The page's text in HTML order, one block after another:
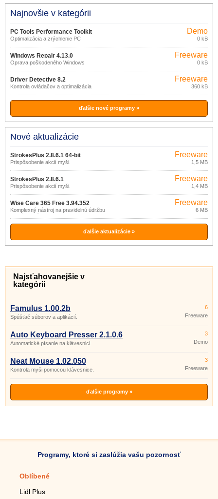
Najnovšie v kategórii
PC Tools Performance Toolkit
2.1.0.2151
Optimalizácia a zrýchlenie PC
Demo
0 kB
Windows Repair 4.13.0
Oprava poškodeného Windows
Freeware
0 kB
Driver Detective 8.2
Kontrola ovládačov a optimalizácia
Freeware
360 kB
ďalšie nové programy »
Nové aktualizácie
StrokesPlus 2.8.6.1 64-bit
Prispôsobenie akcií myši.
Freeware
1,5 MB
StrokesPlus 2.8.6.1
Prispôsobenie akcií myši.
Freeware
1,4 MB
Wise Care 365 Free 3.94.352
Komplexný nástroj na pravidelnú údržbu
systému a čistenie diskov.
Freeware
6 MB
ďalšie aktualizácie »
Najsťahovanejšie v
kategórii
Famulus 1.00.2b
Spúšťač súborov a aplikácií.
6
Freeware
Auto Keyboard Presser 2.1.0.6
Automatické písanie na klávesnici.
3
Demo
Neat Mouse 1.02.050
Kontrola myši pomocou klávesnice.
3
Freeware
ďalšie programy »
Programy, ktoré si zaslúžia vašu pozornosť
Oblíbené
Lidl Plus